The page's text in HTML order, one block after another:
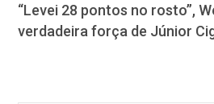
“Levei 28 pontos no rosto”,
verdadeira força de Júnior